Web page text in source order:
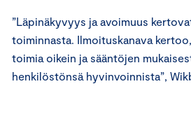
”Läpinäkyvyys ja avoimuus
toiminnasta. Ilmoituskanava
toimia oikein ja sääntöjen
henkilöstönsä hyvinvoinnista”,